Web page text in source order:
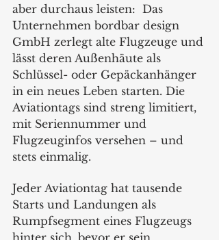
aber durchaus leisten:  Das
Unternehmen bordbar design
GmbH zerlegt alte Flugzeuge und
lässt deren Außenhäute als
Schlüssel- oder Gepäckanhänger
in ein neues Leben starten. Die
Aviationtags sind streng limitiert,
mit Seriennummer und
Flugzeuginfos versehen – und
stets einmalig.
Jeder Aviationtag hat tausende
Starts und Landungen als
Rumpfsegment eines Flugzeugs
hinter sich, bevor er sein